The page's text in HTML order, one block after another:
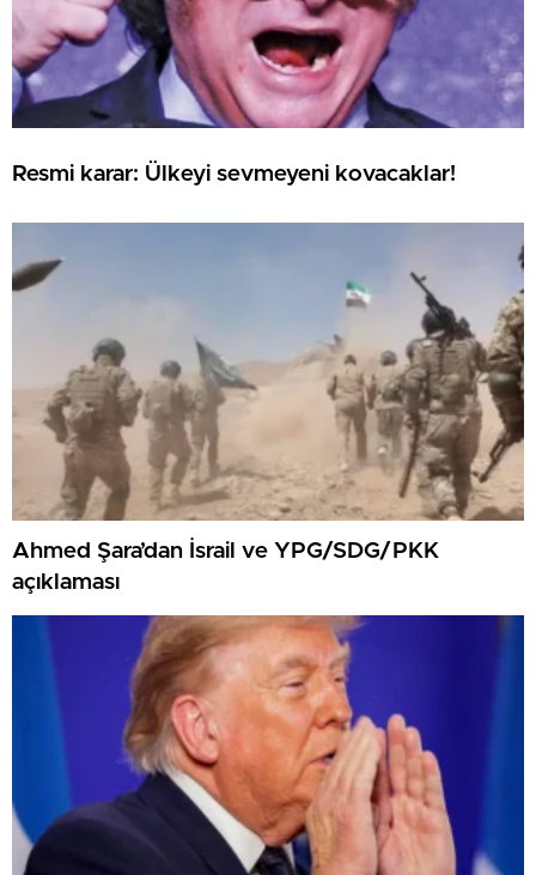
Resmi karar: Ülkeyi sevmeyeni kovacaklar!
Ahmed Şara’dan İsrail ve YPG/SDG/PKK
açıklaması